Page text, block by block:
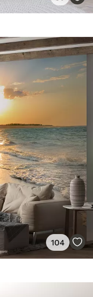
104